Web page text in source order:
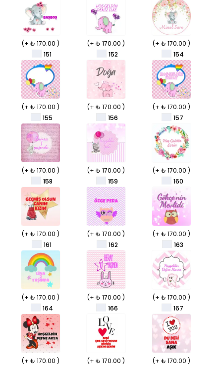
(+ ₺ 170.00 )
151
(+ ₺ 170.00 )
152
(+ ₺ 170.00 )
154
(+ ₺ 170.00 )
155
(+ ₺ 170.00 )
156
(+ ₺ 170.00 )
157
(+ ₺ 170.00 )
158
(+ ₺ 170.00 )
159
(+ ₺ 170.00 )
160
(+ ₺ 170.00 )
161
(+ ₺ 170.00 )
162
(+ ₺ 170.00 )
163
(+ ₺ 170.00 )
164
(+ ₺ 170.00 )
166
(+ ₺ 170.00 )
167
(+ ₺ 170.00 )
(+ ₺ 170.00 )
(+ ₺ 170.00 )